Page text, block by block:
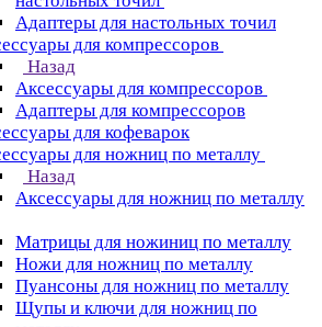
Адаптеры для настольных точил
для компрессоров
Назад
Аксессуары для компрессоров
Адаптеры для компрессоров
для кофеварок
для ножниц по металлу
Назад
Аксессуары для ножниц по металлу
Матрицы для ножиниц по металлу
Ножи для ножниц по металлу
Пуансоны для ножниц по металлу
Щупы и ключи для ножниц по